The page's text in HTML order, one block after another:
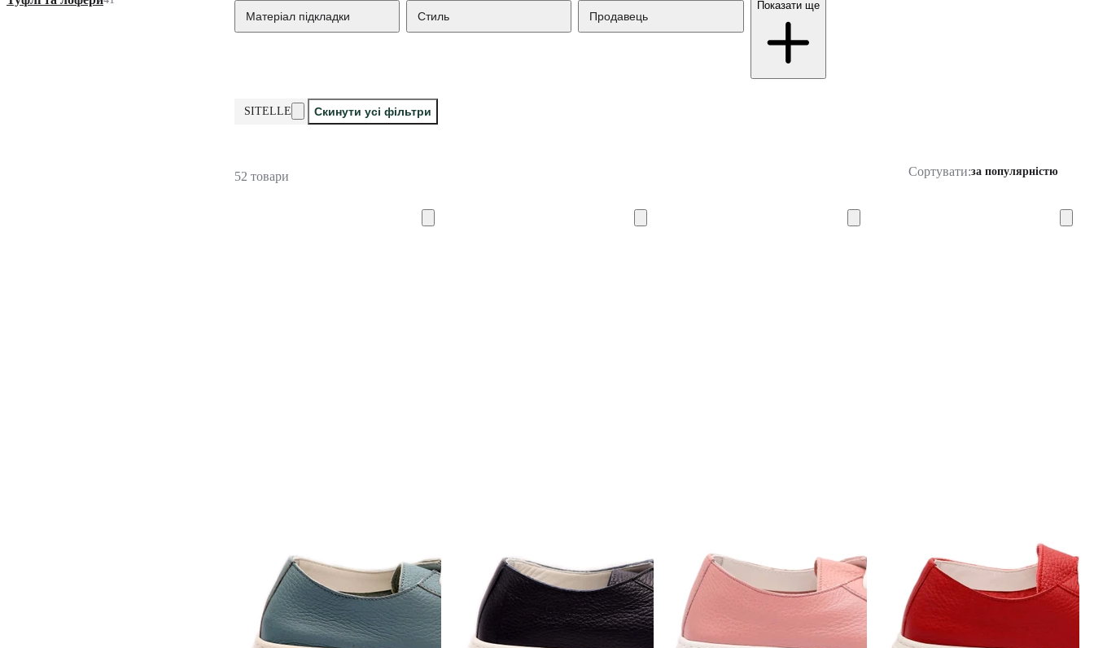
Матеріал підкладки Стиль Продавець
Показати ще
SITELLE Скинути усі фільтри
52 товари Сортувати:за популярністю